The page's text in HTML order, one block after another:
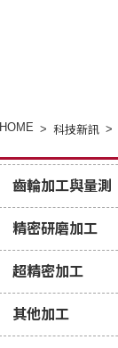
HOME 科技新訊
齒輪加工與量測
精密研磨加工
超精密加工
其他加工